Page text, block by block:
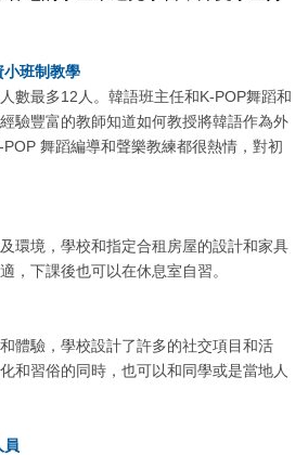
小班制教學
數最多12人。韓語班主任和K-POP舞蹈和
驗豐富的教師知道如何教授將韓語作為外
舞蹈編導和聲樂教練都很熱情，對初
環境，學校和指定合租房屋的設計和家具
，下課後也可以在休息室自習。
體驗，學校設計了許多的社交項目和活
和習俗的同時，也可以和同學或是當地人
員